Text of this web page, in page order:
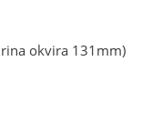
okvira 131mm)